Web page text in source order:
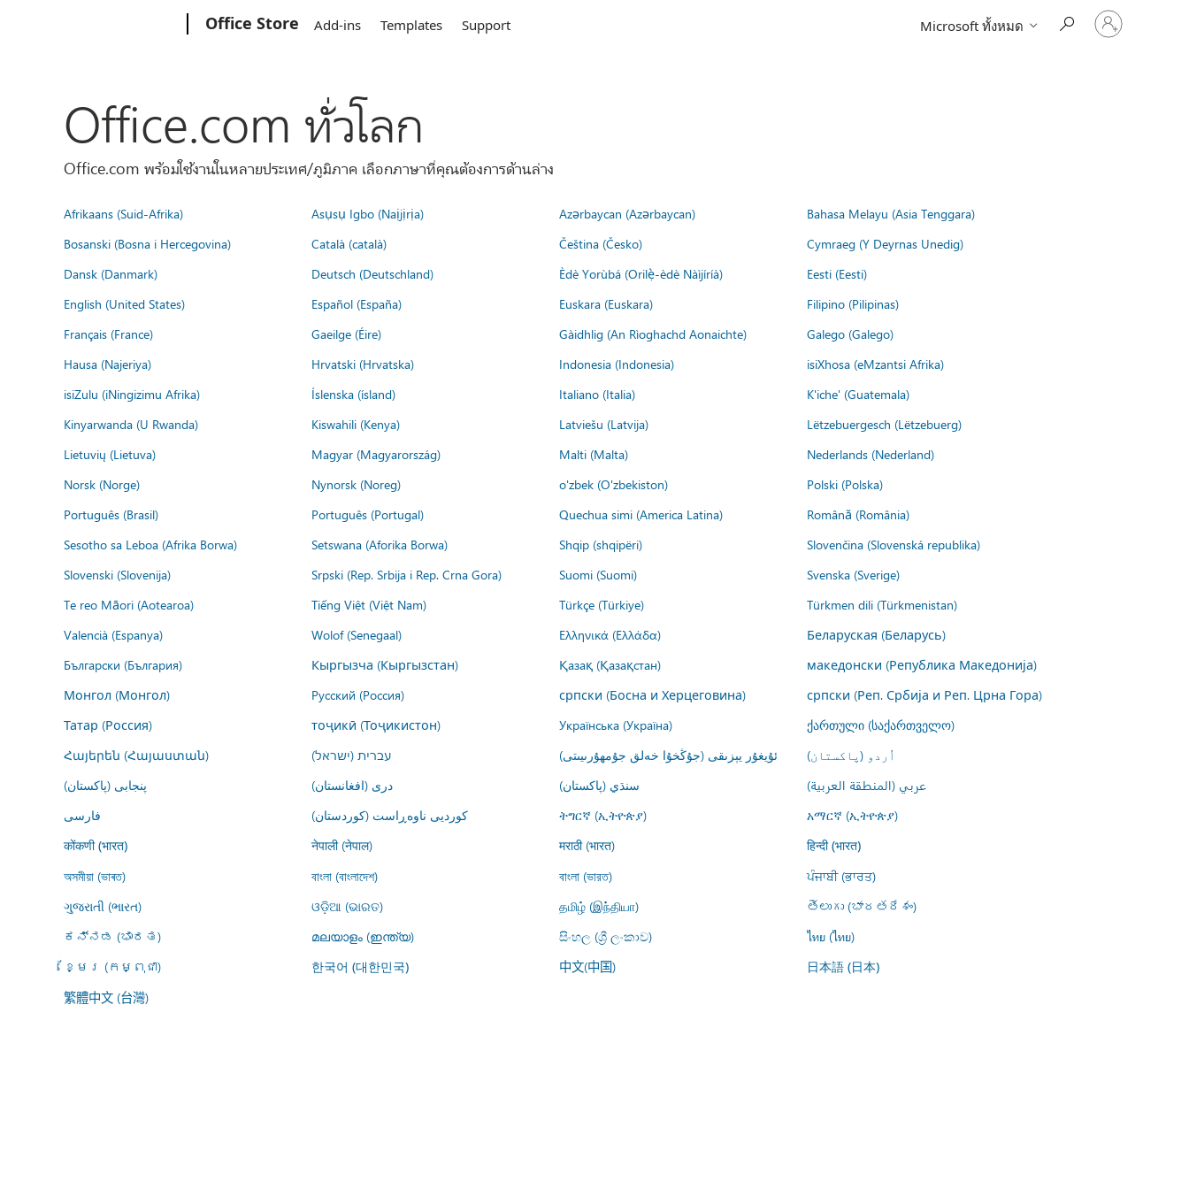
Office Store Add-ins Templates Support Microsoft ทั้งหมด
ลงชื่อ
เข้า
Office.com ทั่วโลก
Office.com พร้อมใช้งานในหลายประเทศ/ภูมิภาค เลือกภาษาที่คุณต้องการด้านล่าง
Afrikaans (Suid-Afrika) Asụsụ Igbo (Naịjịrịa) Azərbaycan (Azərbaycan)
Bahasa Melayu (Asia Tenggara)
Bosanski (Bosna i Hercegovina)
Català (català) Čeština (Česko)
Cymraeg (Y Deyrnas Unedig)
Dansk (Danmark)
Deutsch (Deutschland) Èdè Yorùbá (Orilẹ̀-èdè Nàìjíríà)
Eesti (Eesti)
English (United States)
Español (España) Euskara (Euskara)
Filipino (Pilipinas)
Français (France)
Gaeilge (Éire) Gàidhlig (An Rìoghachd Aonaichte)
Galego (Galego)
Hausa (Najeriya)
Hrvatski (Hrvatska) Indonesia (Indonesia)
isiXhosa (eMzantsi Afrika)
isiZulu (iNingizimu Afrika)
Íslenska (ísland) Italiano (Italia)
K'iche' (Guatemala)
Kinyarwanda (U Rwanda)
Kiswahili (Kenya) Latviešu (Latvija)
Lëtzebuergesch (Lëtzebuerg)
Lietuvių (Lietuva)
Magyar (Magyarország) Malti (Malta)
Nederlands (Nederland)
Norsk (Norge)
Nynorsk (Noreg) o'zbek (O'zbekiston)
Polski (Polska)
Português (Brasil)
Português (Portugal) Quechua simi (America Latina)
Română (România)
Sesotho sa Leboa (Afrika Borwa)
Setswana (Aforika Borwa) Shqip (shqipëri)
Slovenčina (Slovenská republika)
Slovenski (Slovenija)
Srpski (Rep. Srbija i Rep. Crna Gora) Suomi (Suomi)
Svenska (Sverige)
Te reo Māori (Aotearoa)
Tiếng Việt (Việt Nam) Türkçe (Türkiye)
Türkmen dili (Türkmenistan)
Valencià (Espanya)
Wolof (Senegaal) Ελληνικά (Ελλάδα)
Беларуская (Беларусь)
Български (България)
Кыргызча (Кыргызстан) Қазақ (Қазақстан)
македонски (Република Македонија)
Монгол (Монгол)
Русский (Россия) српски (Босна и Херцеговина)
српски (Реп. Србија и Реп. Црна Гора)
Татар (Россия)
тоҷикӣ (Тоҷикистон) Українська (Україна)
ქართული (საქართველო)
Հայերեն (Հայաստան)
עברית (ישראל) ئۇيغۇر يېزىقى (جۇڭخۇا خەلق جۇمھۇرىيىتى)
اُردو (پاکستان)
پنجابی (پاکستان)
درى (افغانستان) سنڌي (پاکستان)
عربي (المنطقة العربية)
فارسى
کوردیی ناوەڕاست (کوردستان) ትግርኛ (ኢትዮጵያ) አማርኛ (ኢትዮጵያ)
कोंकणी (भारत) नेपाली (नेपाल) मराठी (भारत) हिन्दी (भारत)
অসমীয়া (ভাৰত) বাংলা (বাংলাদেশ) বাংলা (ভারত)
ਪੰਜਾਬੀ (ਭਾਰਤ)
ગુજરાતી (ભારત)
ଓଡ଼ିଆ (ଭାରତ) தமிழ் (இந்தியா)
తెలుగు (భారతదేశం)
ಕನ್ನಡ (ಭಾರತ)
മലയാളം (ഇന്ത്യ) සිංහල (ශ්‍රී ලංකාව)
ไทย (ไทย)
ខ្មែរ (កម្ពុជា)
한국어 (대한민국) 中文(中国) 日本語 (日本)
繁體中文 (台灣)